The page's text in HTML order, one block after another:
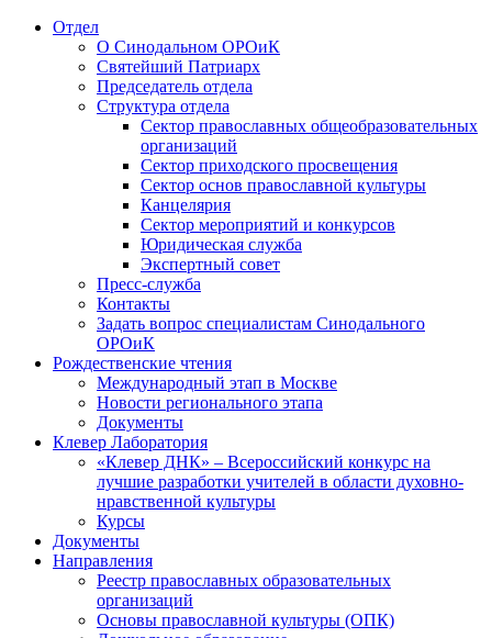
Отдел
О Синодальном ОРОиК
Святейший Патриарх
Председатель отдела
Структура отдела
Сектор православных общеобразовательных
организаций
Сектор приходского просвещения
Сектор основ православной культуры
Канцелярия
Сектор мероприятий и конкурсов
Юридическая служба
Экспертный совет
Пресс-служба
Контакты
Задать вопрос специалистам Синодального
ОРОиК
Рождественские чтения
Международный этап в Москве
Новости регионального этапа
Документы
Клевер Лаборатория
«Клевер ДНК» – Всероссийский конкурс на
лучшие разработки учителей в области духовно-
нравственной культуры
Курсы
Документы
Направления
Реестр православных образовательных
организаций
Основы православной культуры (ОПК)